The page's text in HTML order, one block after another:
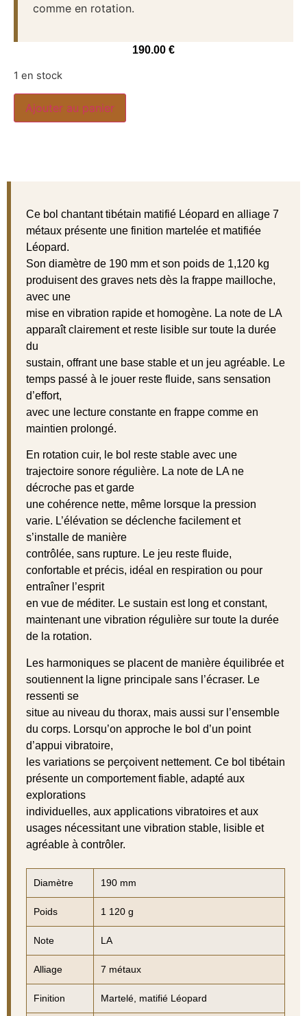
comme en rotation.
190.00 €
1 en stock
Ajouter au panier
Ce bol chantant tibétain matifié Léopard en alliage 7
métaux présente une finition martelée et matifiée
Léopard.
Son diamètre de 190 mm et son poids de 1,120 kg
produisent des graves nets dès la frappe mailloche,
avec une
mise en vibration rapide et homogène. La note de LA
apparaît clairement et reste lisible sur toute la durée
du
sustain, offrant une base stable et un jeu agréable. Le
temps passé à le jouer reste fluide, sans sensation
d’effort,
avec une lecture constante en frappe comme en
maintien prolongé.
En rotation cuir, le bol reste stable avec une
trajectoire sonore régulière. La note de LA ne
décroche pas et garde
une cohérence nette, même lorsque la pression
varie. L’élévation se déclenche facilement et
s’installe de manière
contrôlée, sans rupture. Le jeu reste fluide,
confortable et précis, idéal en respiration ou pour
entraîner l’esprit
en vue de méditer. Le sustain est long et constant,
maintenant une vibration régulière sur toute la durée
de la rotation.
Les harmoniques se placent de manière équilibrée et
soutiennent la ligne principale sans l’écraser. Le
ressenti se
situe au niveau du thorax, mais aussi sur l’ensemble
du corps. Lorsqu’on approche le bol d’un point
d’appui vibratoire,
les variations se perçoivent nettement. Ce bol tibétain
présente un comportement fiable, adapté aux
explorations
individuelles, aux applications vibratoires et aux
usages nécessitant une vibration stable, lisible et
agréable à contrôler.
Diamètre 190 mm
Poids 1 120 g
Note LA
Alliage 7 métaux
Finition Martelé, matifié Léopard